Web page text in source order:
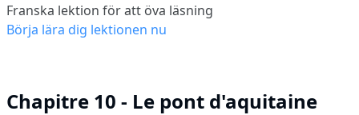
Franska lektion för att öva läsning
Börja lära dig lektionen nu
Chapitre 10 - Le pont d'aquitaine